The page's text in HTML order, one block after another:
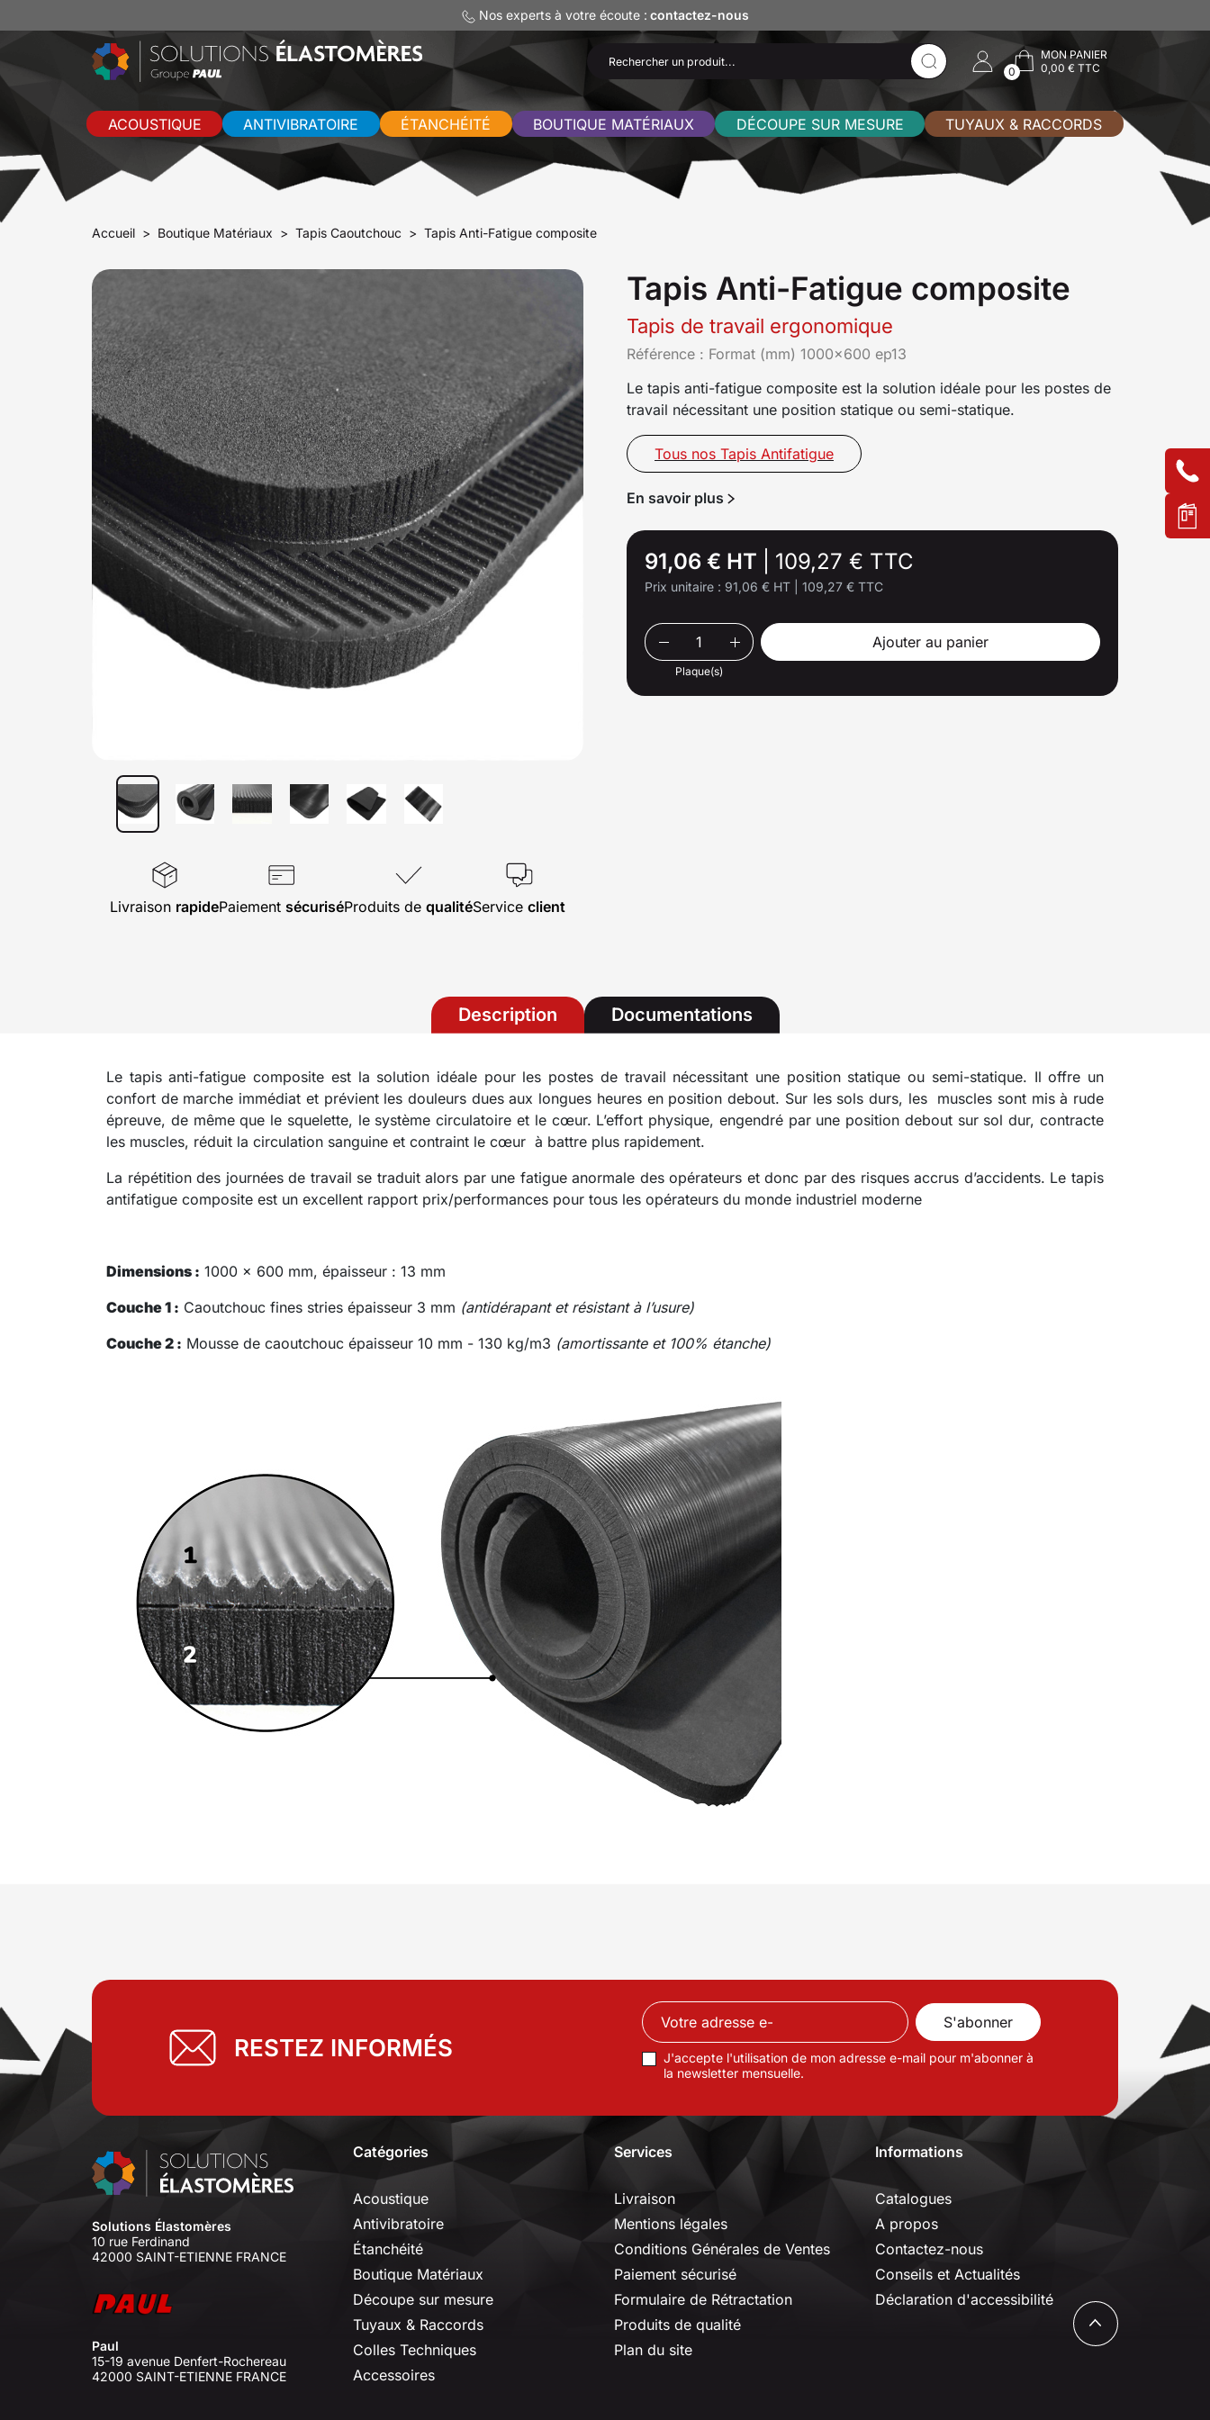
Nos experts à votre écoute : contactez-nous
0
MON PANIER
0,00 € TTC
ACOUSTIQUE ANTIVIBRATOIRE ÉTANCHÉITÉ BOUTIQUE MATÉRIAUX DÉCOUPE SUR MESURE TUYAUX & RACCORDS
Accueil Boutique Matériaux Tapis Caoutchouc Tapis Anti-Fatigue composite
Livraison rapidePaiement sécuriséProduits de qualitéService client
Tapis de travail ergonomique
Tapis Anti-Fatigue composite
Référence : Format (mm) 1000x600 ep13
Le tapis anti-fatigue composite est la solution idéale pour les postes de
travail nécessitant une position statique ou semi-statique.
Tous nos Tapis Antifatigue
En savoir plus
91,06 € HT 109,27 € TTC
Prix unitaire : 91,06 € HT 109,27 € TTC
Plaque(s)
Ajouter au panier
Description Documentations
Le tapis anti-fatigue composite est la solution idéale pour les postes de travail nécessitant une position statique ou semi-statique. Il offre un
confort de marche immédiat et prévient les douleurs dues aux longues heures en position debout. Sur les sols durs, les muscles sont mis à rude
épreuve, de même que le squelette, le système circulatoire et le cœur. L’effort physique, engendré par une position debout sur sol dur, contracte
les muscles, réduit la circulation sanguine et contraint le cœur à battre plus rapidement.
La répétition des journées de travail se traduit alors par une fatigue anormale des opérateurs et donc par des risques accrus d’accidents. Le tapis
antifatigue composite est un excellent rapport prix/performances pour tous les opérateurs du monde industriel moderne
Dimensions : 1000 x 600 mm, épaisseur : 13 mm
Couche 1 : Caoutchouc fines stries épaisseur 3 mm (antidérapant et résistant à l’usure)
Couche 2 : Mousse de caoutchouc épaisseur 10 mm - 130 kg/m3 (amortissante et 100% étanche)
RESTEZ INFORMÉS
J'accepte l'utilisation de mon adresse e-mail pour m'abonner à
la newsletter mensuelle.
Solutions Élastomères
10 rue Ferdinand
42000 SAINT-ETIENNE FRANCE
Paul
15-19 avenue Denfert-Rochereau
42000 SAINT-ETIENNE FRANCE
Catégories
Acoustique
Antivibratoire
Étanchéité
Boutique Matériaux
Découpe sur mesure
Tuyaux & Raccords
Colles Techniques
Accessoires
Services
Livraison
Mentions légales
Conditions Générales de Ventes
Paiement sécurisé
Formulaire de Rétractation
Produits de qualité
Plan du site
Informations
Catalogues
A propos
Contactez-nous
Conseils et Actualités
Déclaration d'accessibilité